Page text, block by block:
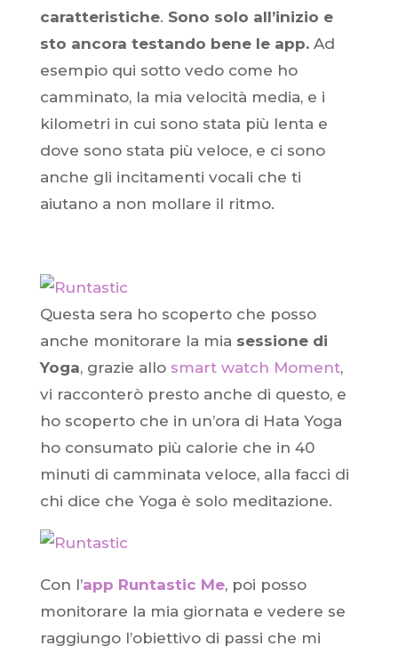
caratteristiche. Sono solo all’inizio e
sto ancora testando bene le app.Ad
esempio qui sotto vedo come ho
camminato, la mia velocità media, e i
kilometri in cui sono stata più lenta e
dove sono stata più veloce, e ci sono
anche gli incitamenti vocali che ti
aiutano a non mollare il ritmo.
Questa sera ho scoperto che posso
anche monitorare la mia sessione di
Yoga, grazie allo smart watch Moment,
vi racconterò presto anche di questo, e
ho scoperto che in un’ora di Hata Yoga
ho consumato più calorie che in 40
minuti di camminata veloce, alla facci di
chi dice che Yoga è solo meditazione.
Con l’app Runtastic Me, poi posso
monitorare la mia giornata e vedere se
raggiungo l’obiettivo di passi che mi